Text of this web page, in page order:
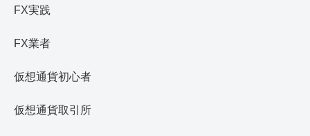
FX実践
FX業者
仮想通貨初心者
仮想通貨取引所